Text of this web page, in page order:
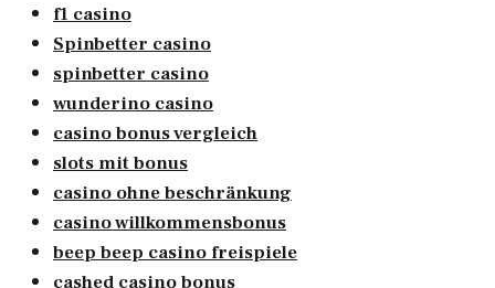
f1 casino
Spinbetter casino
spinbetter casino
wunderino casino
casino bonus vergleich
slots mit bonus
casino ohne beschränkung
casino willkommensbonus
beep beep casino freispiele
cashed casino bonus